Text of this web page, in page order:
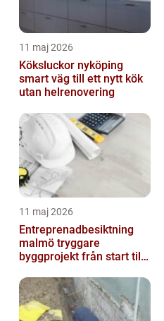
11 maj 2026
Köksluckor nyköping
smart väg till ett nytt kök
utan helrenovering
11 maj 2026
Entreprenadbesiktning
malmö tryggare
byggprojekt från start till